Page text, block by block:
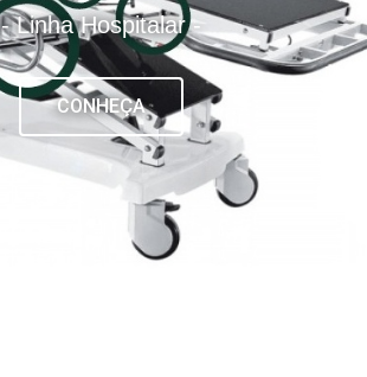
- Linha Hospitalar -
CONHEÇA